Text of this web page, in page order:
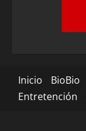
Inicio BioBio
Entretención